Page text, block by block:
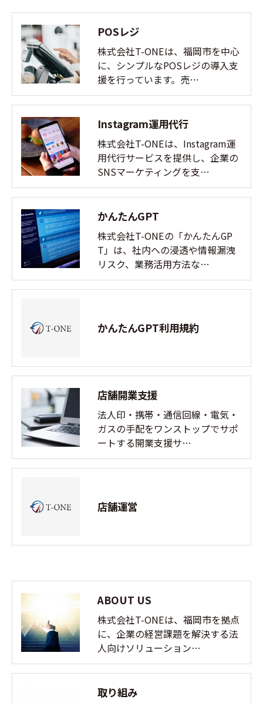
POSレジ
株式会社T-ONEは、福岡市を中心
に、シンプルなPOSレジの導入支
援を行っています。売…
Instagram運用代行
株式会社T-ONEは、Instagram運
用代行サービスを提供し、企業の
SNSマーケティングを支…
かんたんGPT
株式会社T-ONEの「かんたんGP
T」は、社内への浸透や情報漏洩
リスク、業務活用方法な…
かんたんGPT利用規約
店舗開業支援
法人印・携帯・通信回線・電気・
ガスの手配をワンストップでサポ
ートする開業支援サ…
店舗運営
ABOUT US
株式会社T-ONEは、福岡市を拠点
に、企業の経営課題を解決する法
人向けソリューション…
取り組み